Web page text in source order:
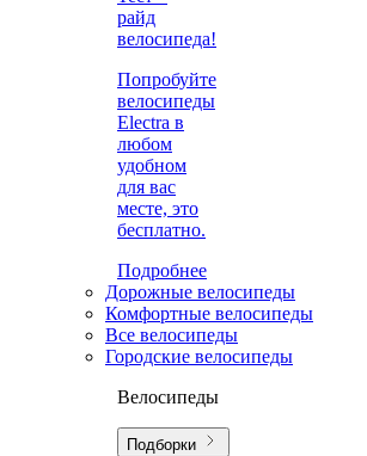
райд
велосипеда!
Попробуйте
велосипеды
Electra в
любом
удобном
для вас
месте, это
бесплатно.
Подробнее
Дорожные велосипеды
Комфортные велосипеды
Все велосипеды
Городские велосипеды
Велосипеды
Подборки